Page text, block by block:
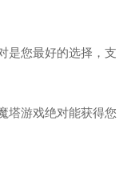
是您最好的选择，支
塔游戏绝对能获得您